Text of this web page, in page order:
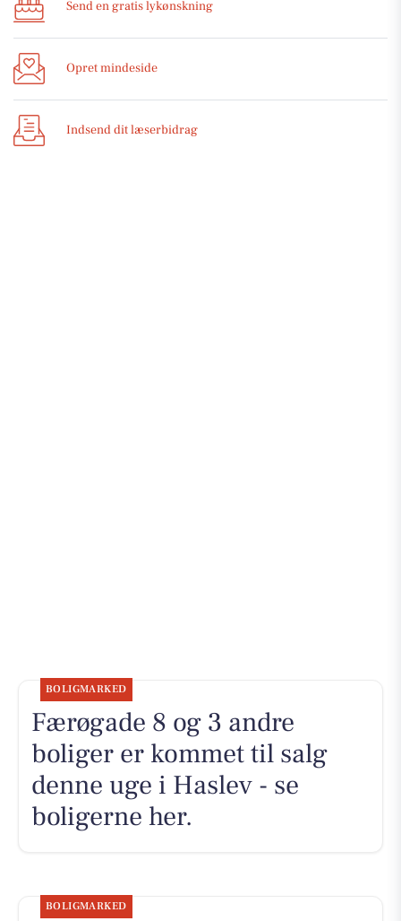
Send en gratis lykønskning
Opret mindeside
Indsend dit læserbidrag
BOLIGMARKED
Færøgade 8 og 3 andre
boliger er kommet til salg
denne uge i Haslev - se
boligerne her.
BOLIGMARKED